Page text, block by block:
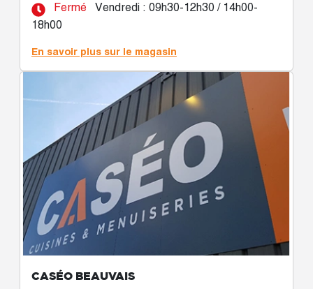
Fermé
Vendredi : 09h30-12h30 / 14h00-
18h00
En savoir plus sur le magasin
CASÉO BEAUVAIS